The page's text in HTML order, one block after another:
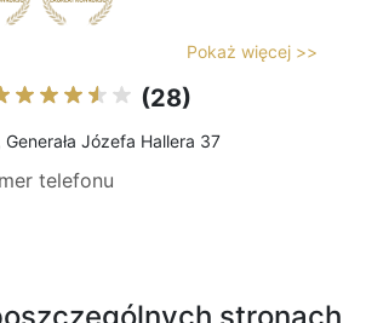
Pokaż więcej >>
(28)
Józefa Hallera 37
telefonu